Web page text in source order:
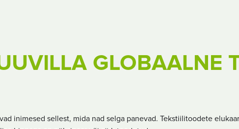
GLOBAALNE
inimesed sellest, mida nad selga panevad. Tekstiilitoodete